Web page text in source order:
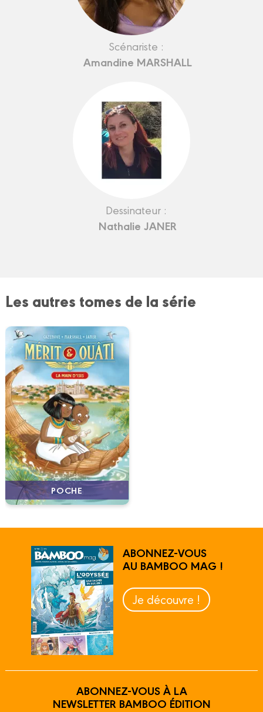
Scénariste :
Amandine MARSHALL
Dessinateur :
Nathalie JANER
Les autres tomes de la série
POCHE
ABONNEZ-VOUS
AU BAMBOO MAG !
Je découvre !
ABONNEZ-VOUS À LA
NEWSLETTER BAMBOO ÉDITION